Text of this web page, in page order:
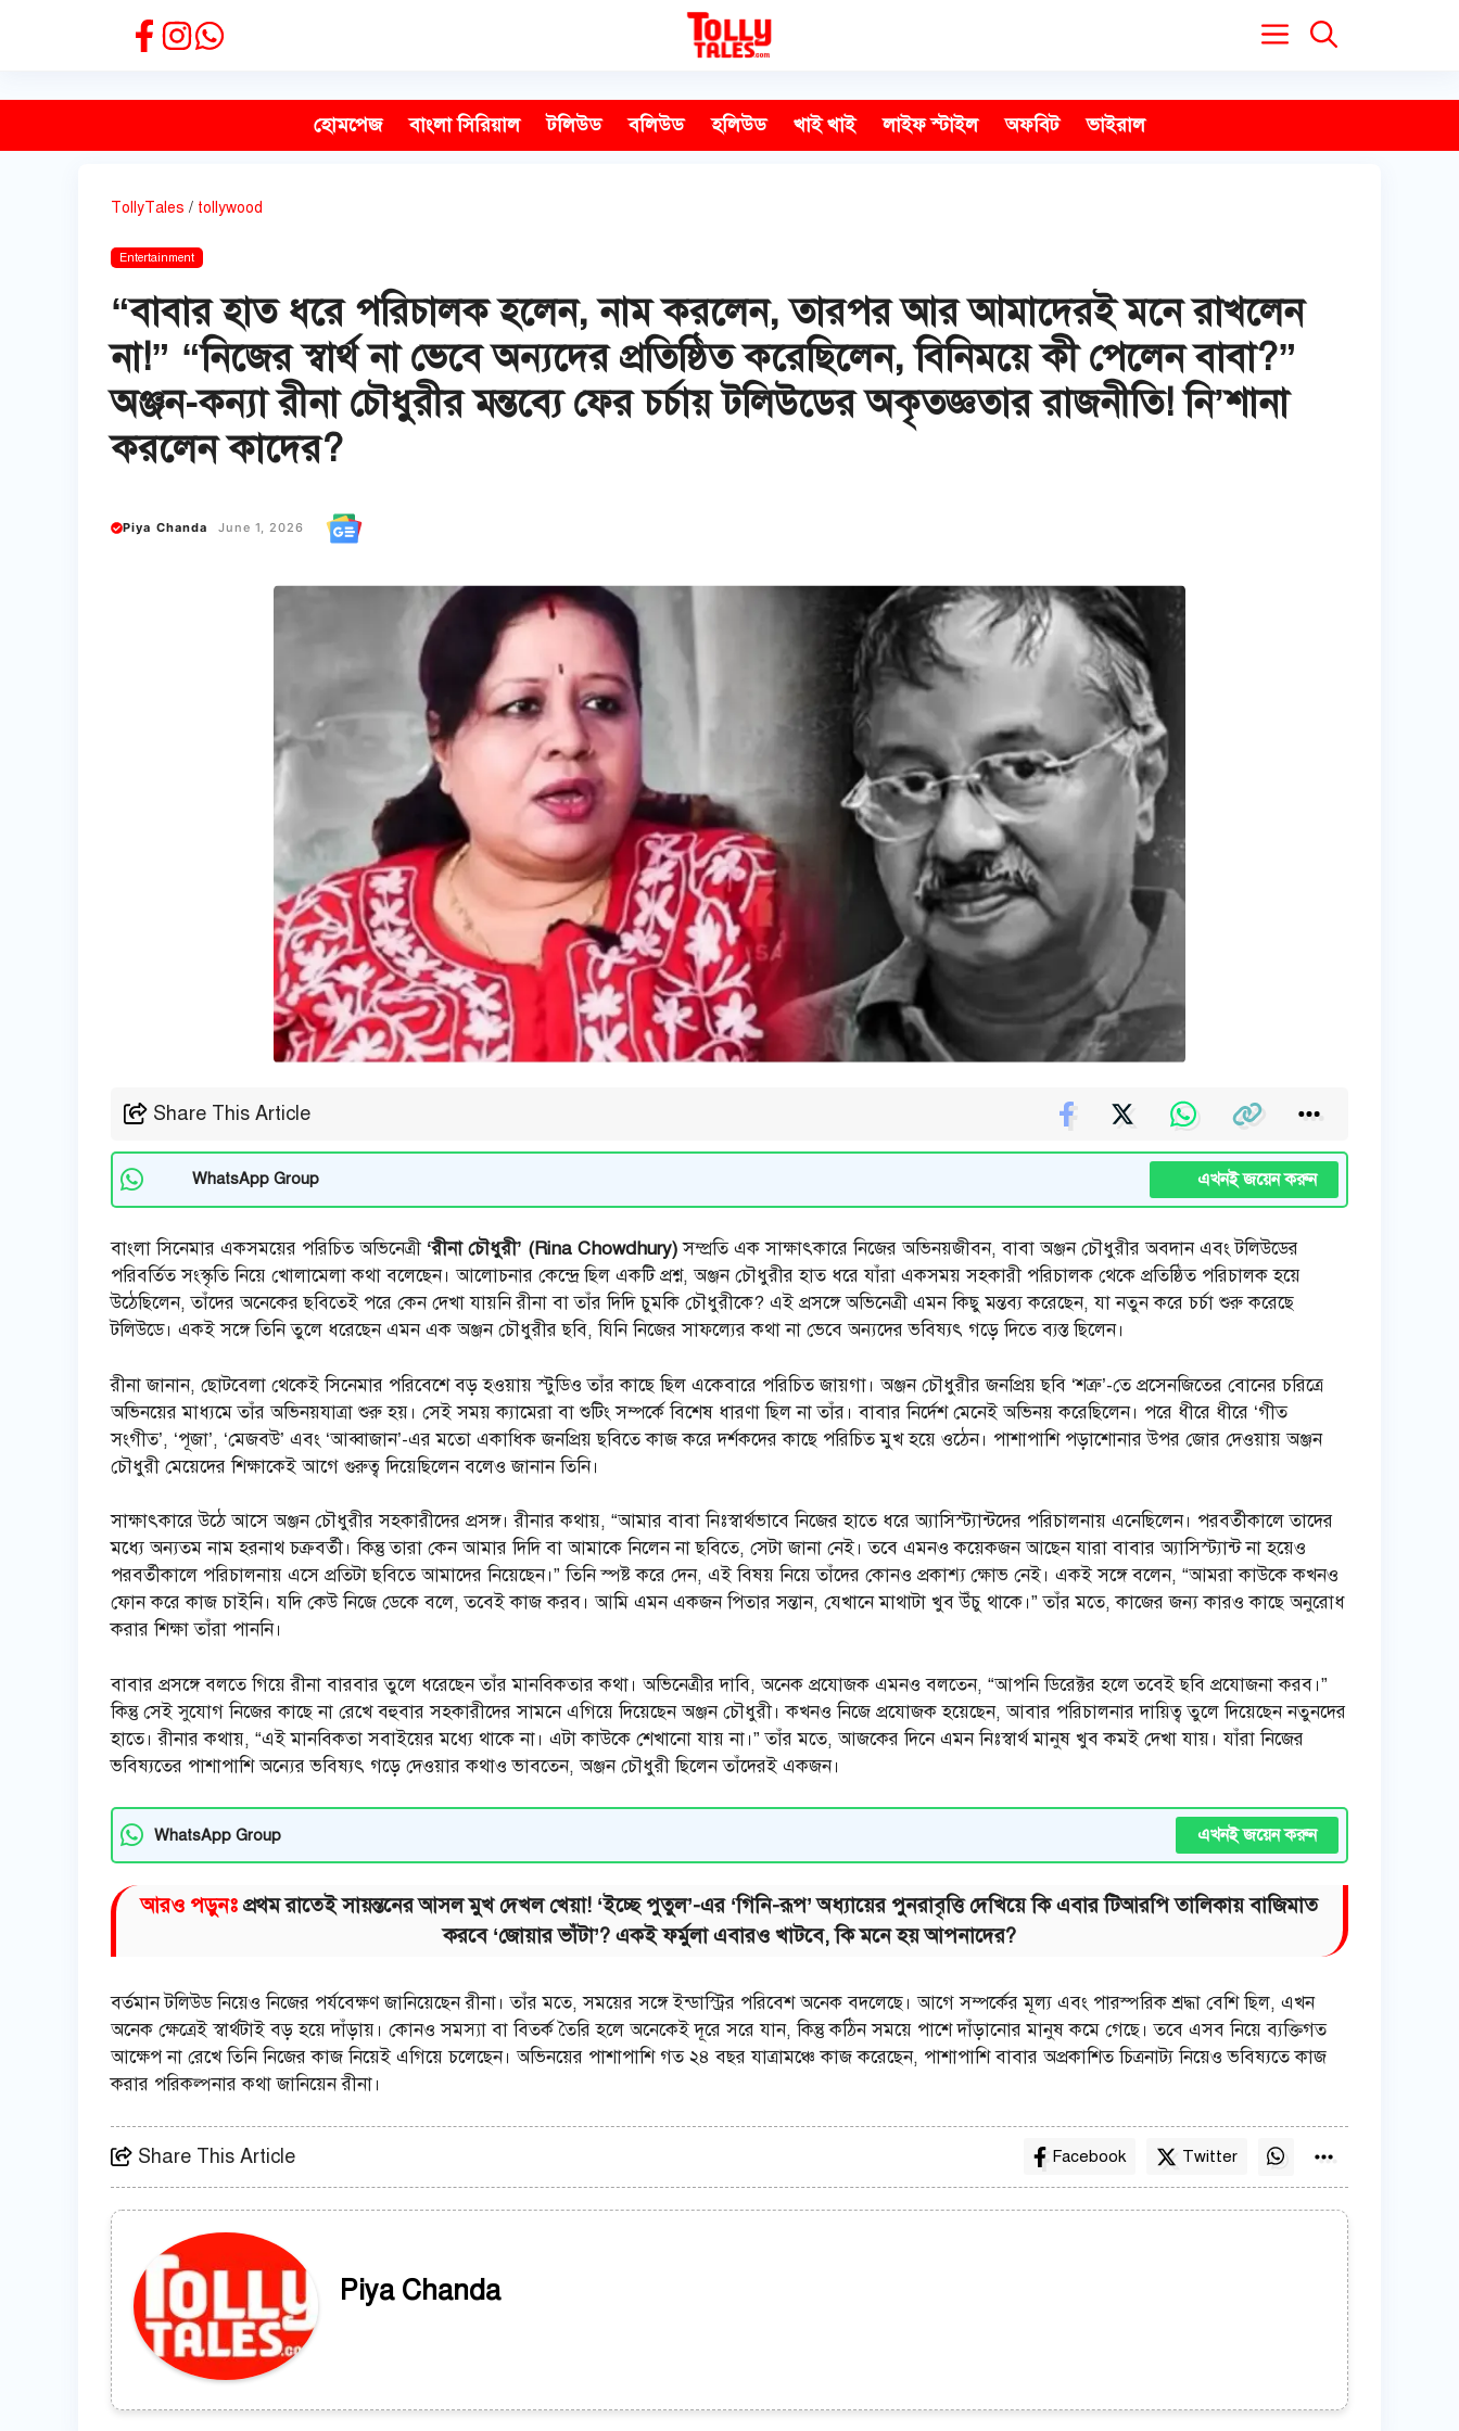
হোমপেজ বাংলা সিরিয়াল টলিউড বলিউড হলিউড খাই খাই লাইফ স্টাইল অফবিট ভাইরাল
TollyTales / tollywood
Entertainment
“বাবার হাত ধরে পরিচালক হলেন, নাম করলেন, তারপর আর আমাদেরই মনে রাখলেন
না!” “নিজের স্বার্থ না ভেবে অন্যদের প্রতিষ্ঠিত করেছিলেন, বিনিময়ে কী পেলেন বাবা?”
অঞ্জন-কন্যা রীনা চৌধুরীর মন্তব্যে ফের চর্চায় টলিউডের অকৃতজ্ঞতার রাজনীতি! নি’শানা
করলেন কাদের?
Piya Chanda June 1, 2026
Share This Article
WhatsApp Group এখনই জয়েন করুন
বাংলা সিনেমার একসময়ের পরিচিত অভিনেত্রী‘রীনা চৌধুরী’ (Rina Chowdhury)সম্প্রতি এক সাক্ষাৎকারে নিজের অভিনয়জীবন, বাবা অঞ্জন চৌধুরীর অবদান এবং টলিউডের
পরিবর্তিত সংস্কৃতি নিয়ে খোলামেলা কথা বলেছেন। আলোচনার কেন্দ্রে ছিল একটি প্রশ্ন, অঞ্জন চৌধুরীর হাত ধরে যাঁরা একসময় সহকারী পরিচালক থেকে প্রতিষ্ঠিত পরিচালক হয়ে
উঠেছিলেন, তাঁদের অনেকের ছবিতেই পরে কেন দেখা যায়নি রীনা বা তাঁর দিদি চুমকি চৌধুরীকে? এই প্রসঙ্গে অভিনেত্রী এমন কিছু মন্তব্য করেছেন, যা নতুন করে চর্চা শুরু করেছে
টলিউডে। একই সঙ্গে তিনি তুলে ধরেছেন এমন এক অঞ্জন চৌধুরীর ছবি, যিনি নিজের সাফল্যের কথা না ভেবে অন্যদের ভবিষ্যৎ গড়ে দিতে ব্যস্ত ছিলেন।
রীনা জানান, ছোটবেলা থেকেই সিনেমার পরিবেশে বড় হওয়ায় স্টুডিও তাঁর কাছে ছিল একেবারে পরিচিত জায়গা। অঞ্জন চৌধুরীর জনপ্রিয় ছবি ‘শত্রু’-তে প্রসেনজিতের বোনের চরিত্রে
অভিনয়ের মাধ্যমে তাঁর অভিনয়যাত্রা শুরু হয়। সেই সময় ক্যামেরা বা শুটিং সম্পর্কে বিশেষ ধারণা ছিল না তাঁর। বাবার নির্দেশ মেনেই অভিনয় করেছিলেন। পরে ধীরে ধীরে ‘গীত
সংগীত’, ‘পূজা’, ‘মেজবউ’ এবং ‘আব্বাজান’-এর মতো একাধিক জনপ্রিয় ছবিতে কাজ করে দর্শকদের কাছে পরিচিত মুখ হয়ে ওঠেন। পাশাপাশি পড়াশোনার উপর জোর দেওয়ায় অঞ্জন
চৌধুরী মেয়েদের শিক্ষাকেই আগে গুরুত্ব দিয়েছিলেন বলেও জানান তিনি।
সাক্ষাৎকারে উঠে আসে অঞ্জন চৌধুরীর সহকারীদের প্রসঙ্গ। রীনার কথায়, “আমার বাবা নিঃস্বার্থভাবে নিজের হাতে ধরে অ্যাসিস্ট্যান্টদের পরিচালনায় এনেছিলেন। পরবর্তীকালে তাদের
মধ্যে অন্যতম নাম হরনাথ চক্রবর্তী। কিন্তু তারা কেন আমার দিদি বা আমাকে নিলেন না ছবিতে, সেটা জানা নেই। তবে এমনও কয়েকজন আছেন যারা বাবার অ্যাসিস্ট্যান্ট না হয়েও
পরবর্তীকালে পরিচালনায় এসে প্রতিটা ছবিতে আমাদের নিয়েছেন।” তিনি স্পষ্ট করে দেন, এই বিষয় নিয়ে তাঁদের কোনও প্রকাশ্য ক্ষোভ নেই। একই সঙ্গে বলেন, “আমরা কাউকে কখনও
ফোন করে কাজ চাইনি। যদি কেউ নিজে ডেকে বলে, তবেই কাজ করব। আমি এমন একজন পিতার সন্তান, যেখানে মাথাটা খুব উঁচু থাকে।” তাঁর মতে, কাজের জন্য কারও কাছে অনুরোধ
করার শিক্ষা তাঁরা পাননি।
বাবার প্রসঙ্গে বলতে গিয়ে রীনা বারবার তুলে ধরেছেন তাঁর মানবিকতার কথা। অভিনেত্রীর দাবি, অনেক প্রযোজক এমনও বলতেন, “আপনি ডিরেক্টর হলে তবেই ছবি প্রযোজনা করব।”
কিন্তু সেই সুযোগ নিজের কাছে না রেখে বহুবার সহকারীদের সামনে এগিয়ে দিয়েছেন অঞ্জন চৌধুরী। কখনও নিজে প্রযোজক হয়েছেন, আবার পরিচালনার দায়িত্ব তুলে দিয়েছেন নতুনদের
হাতে। রীনার কথায়, “এই মানবিকতা সবাইয়ের মধ্যে থাকে না। এটা কাউকে শেখানো যায় না।” তাঁর মতে, আজকের দিনে এমন নিঃস্বার্থ মানুষ খুব কমই দেখা যায়। যাঁরা নিজের
ভবিষ্যতের পাশাপাশি অন্যের ভবিষ্যৎ গড়ে দেওয়ার কথাও ভাবতেন, অঞ্জন চৌধুরী ছিলেন তাঁদেরই একজন।
WhatsApp Group এখনই জয়েন করুন
আরও পড়ুনঃ প্রথম রাতেই সায়ন্তনের আসল মুখ দেখল খেয়া! ‘ইচ্ছে পুতুল’-এর ‘গিনি-রূপ’ অধ্যায়ের পুনরাবৃত্তি দেখিয়ে কি এবার টিআরপি তালিকায় বাজিমাত
করবে ‘জোয়ার ভাঁটা’? একই ফর্মুলা এবারও খাটবে, কি মনে হয় আপনাদের?
বর্তমান টলিউড নিয়েও নিজের পর্যবেক্ষণ জানিয়েছেন রীনা। তাঁর মতে, সময়ের সঙ্গে ইন্ডাস্ট্রির পরিবেশ অনেক বদলেছে। আগে সম্পর্কের মূল্য এবং পারস্পরিক শ্রদ্ধা বেশি ছিল, এখন
অনেক ক্ষেত্রেই স্বার্থটাই বড় হয়ে দাঁড়ায়। কোনও সমস্যা বা বিতর্ক তৈরি হলে অনেকেই দূরে সরে যান, কিন্তু কঠিন সময়ে পাশে দাঁড়ানোর মানুষ কমে গেছে। তবে এসব নিয়ে ব্যক্তিগত
আক্ষেপ না রেখে তিনি নিজের কাজ নিয়েই এগিয়ে চলেছেন। অভিনয়ের পাশাপাশি গত ২৪ বছর যাত্রামঞ্চে কাজ করেছেন, পাশাপাশি বাবার অপ্রকাশিত চিত্রনাট্য নিয়েও ভবিষ্যতে কাজ
করার পরিকল্পনার কথা জানিয়েন রীনা।
Share This Article Facebook Twitter
Piya Chanda